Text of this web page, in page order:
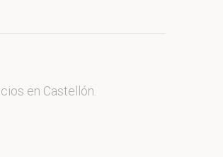
en Castellón.